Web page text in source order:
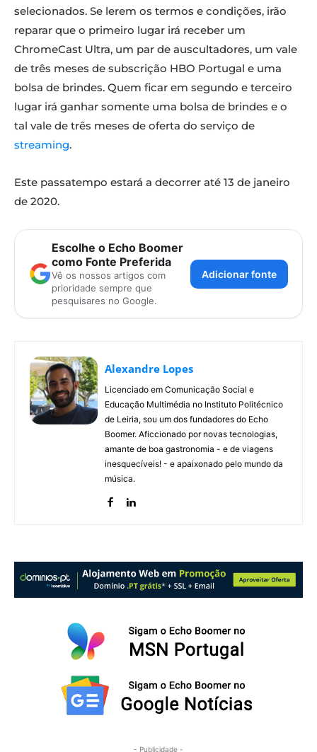
selecionados. Se lerem os termos e condições, irão
reparar que o primeiro lugar irá receber um
ChromeCast Ultra, um par de auscultadores, um vale
de três meses de subscrição HBO Portugal e uma
bolsa de brindes. Quem ficar em segundo e terceiro
lugar irá ganhar somente uma bolsa de brindes e o
tal vale de três meses de oferta do serviço de
streaming.
Este passatempo estará a decorrer até 13 de janeiro
de 2020.
Escolhe o Echo Boomer
como Fonte Preferida
Vê os nossos artigos com
prioridade sempre que
pesquisares no Google.
Adicionar fonte
Alexandre Lopes
Licenciado em Comunicação Social e
Educação Multimédia no Instituto Politécnico
de Leiria, sou um dos fundadores do Echo
Boomer. Aficcionado por novas tecnologias,
amante de boa gastronomia - e de viagens
inesquecíveis! - e apaixonado pelo mundo da
música.
- Publicidade -